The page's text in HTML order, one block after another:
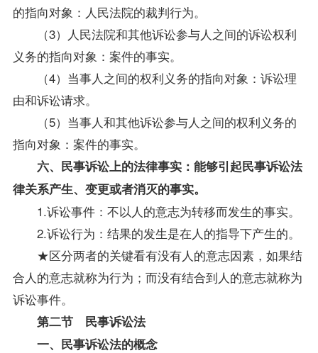
的指向对象：人民法院的裁判行为。
（3）人民法院和其他诉讼参与人之间的诉讼权利
义务的指向对象：案件的事实。
（4）当事人之间的权利义务的指向对象：诉讼理
由和诉讼请求。
（5）当事人和其他诉讼参与人之间的权利义务的
指向对象：案件的事实。
六、民事诉讼上的法律事实：能够引起民事诉讼法
律关系产生、变更或者消灭的事实。
1.诉讼事件：不以人的意志为转移而发生的事实。
2.诉讼行为：结果的发生是在人的指导下产生的。
★区分两者的关键看有没有人的意志因素，如果结
合人的意志就称为行为；而没有结合到人的意志就称为
诉讼事件。
第二节 民事诉讼法
一、民事诉讼法的概念